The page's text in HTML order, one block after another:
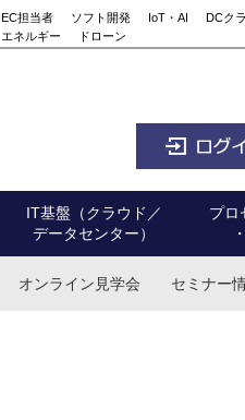
EC担当者 ソフト開発 IoT・AI
DCク
エネルギー ドローン
IT基盤（クラウド／
データセンター）
プロ
オンライン見学会 セミナー